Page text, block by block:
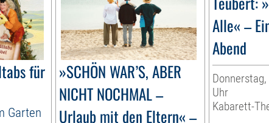
für
Garten
»SCHÖN WAR’S, ABER
NICHT NOCHMAL –
Urlaub mit den Eltern« –
Alle« –
Abend
Uhr
Kabarett-